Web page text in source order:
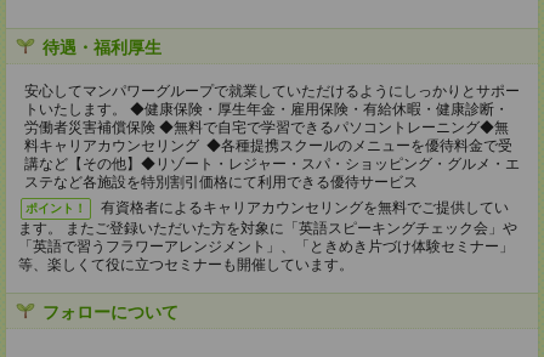
待遇・福利厚生
安心してマンパワーグループで就業していただけるようにしっかりとサポー
トいたします。 ◆健康保険・厚生年金・雇用保険・有給休暇・健康診断・
労働者災害補償保険 ◆無料で自宅で学習できるパソコントレーニング◆無
料キャリアカウンセリング ◆各種提携スクールのメニューを優待料金で受
講など【その他】◆リゾート・レジャー・スパ・ショッピング・グルメ・エ
ステなど各施設を特別割引価格にて利用できる優待サービス
ポイント！
有資格者によるキャリアカウンセリングを無料でご提供してい
ます。 またご登録いただいた方を対象に「英語スピーキングチェック会」や
「英語で習うフラワーアレンジメント」、「ときめき片づけ体験セミナー」
等、楽しくて役に立つセミナーも開催しています。
フォローについて